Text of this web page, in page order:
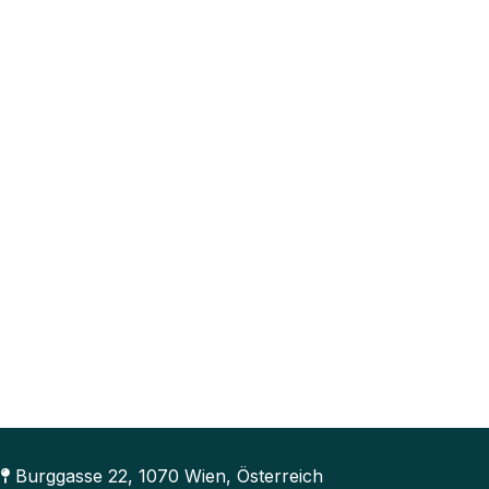
Burggasse 22, 1070 Wien, Österreich